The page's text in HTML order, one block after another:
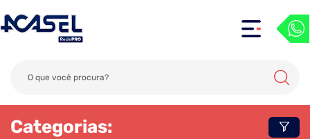
Categorias: